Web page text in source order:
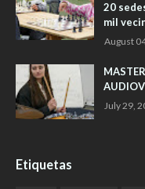
20
mil
August
July 29,
Etiquetas